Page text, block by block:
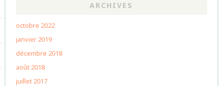
ARCHIVES
octobre 2022
janvier 2019
décembre 2018
août 2018
juillet 2017